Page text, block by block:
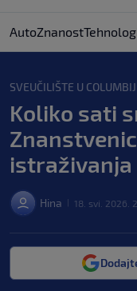
AutoZnanost
SVEUČILIŠTE U
Koliko sati
istraživanja
Hina 18. svi. 2026.